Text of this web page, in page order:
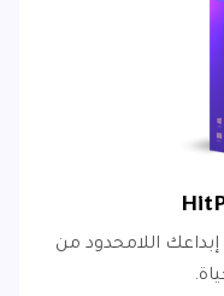
إبداعك اللامحدود من